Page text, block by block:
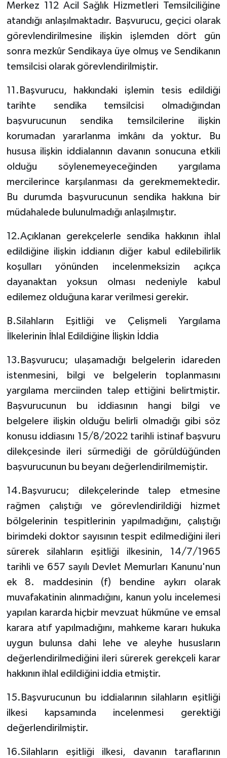
Merkez 112 Acil Sağlık Hizmetleri Temsilciliğine
atandığı anlaşılmaktadır. Başvurucu, geçici olarak
görevlendirilmesine ilişkin işlemden dört gün
sonra mezkûr Sendikaya üye olmuş ve Sendikanın
temsilcisi olarak görevlendirilmiştir.
11.Başvurucu, hakkındaki işlemin tesis edildiği
tarihte sendika temsilcisi olmadığından
başvurucunun sendika temsilcilerine ilişkin
korumadan yararlanma imkânı da yoktur. Bu
hususa ilişkin iddialannın davanın sonucuna etkili
olduğu söylenemeyeceğinden yargılama
mercilerince karşılanması da gerekmemektedir.
Bu durumda başvurucunun sendika hakkına bir
müdahalede bulunulmadığı anlaşılmıştır.
12.Açıklanan gerekçelerle sendika hakkının ihlal
edildiğine ilişkin iddianın diğer kabul edilebilirlik
koşulları yönünden incelenmeksizin açıkça
dayanaktan yoksun olması nedeniyle kabul
edilemez olduğuna karar verilmesi gerekir.
B.Silahların Eşitliği ve Çelişmeli Yargılama
İlkelerinin İhlal Edildiğine İlişkin İddia
13.Başvurucu; ulaşamadığı belgelerin idareden
istenmesini, bilgi ve belgelerin toplanmasını
yargılama merciinden talep ettiğini belirtmiştir.
Başvurucunun bu iddiasının hangi bilgi ve
belgelere ilişkin olduğu belirli olmadığı gibi söz
konusu iddiasını 15/8/2022 tarihli istinaf başvuru
dilekçesinde ileri sürmediği de görüldüğünden
başvurucunun bu beyanı değerlendirilmemiştir.
14.Başvurucu; dilekçelerinde talep etmesine
rağmen çalıştığı ve görevlendirildiği hizmet
bölgelerinin tespitlerinin yapılmadığını, çalıştığı
birimdeki doktor sayısının tespit edilmediğini ileri
sürerek silahların eşitliği ilkesinin, 14/7/1965
tarihli ve 657 sayılı Devlet Memurları Kanunu'nun
ek 8. maddesinin (f) bendine aykırı olarak
muvafakatinin alınmadığını, kanun yolu incelemesi
yapılan kararda hiçbir mevzuat hükmüne ve emsal
karara atıf yapılmadığını, mahkeme kararı hukuka
uygun bulunsa dahi lehe ve aleyhe hususların
değerlendirilmediğini ileri sürerek gerekçeli karar
hakkının ihlal edildiğini iddia etmiştir.
15.Başvurucunun bu iddialarının silahların eşitliği
ilkesi kapsamında incelenmesi gerektiği
değerlendirilmiştir.
16.Silahların eşitliği ilkesi, davanın taraflarının